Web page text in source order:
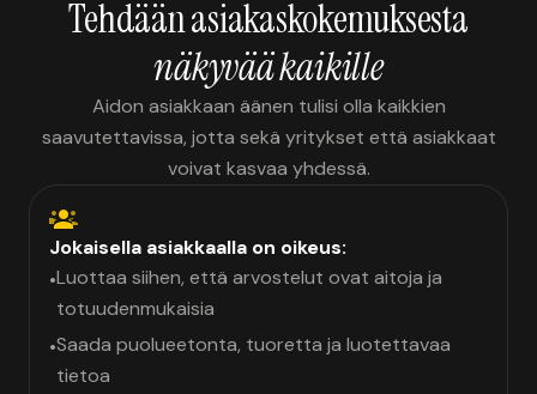
Tehdään asiakaskokemuksesta
näkyvää kaikille
Aidon asiakkaan äänen tulisi olla kaikkien
saavutettavissa, jotta sekä yritykset että asiakkaat
voivat kasvaa yhdessä.
Jokaisella asiakkaalla on oikeus:
•Luottaa siihen, että arvostelut ovat aitoja ja
totuudenmukaisia
•Saada puolueetonta, tuoretta ja luotettavaa
tietoa